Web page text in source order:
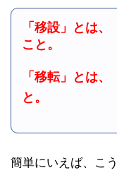
「移設」とは
こと。
「移転」とは
と。
簡単にいえば、こ